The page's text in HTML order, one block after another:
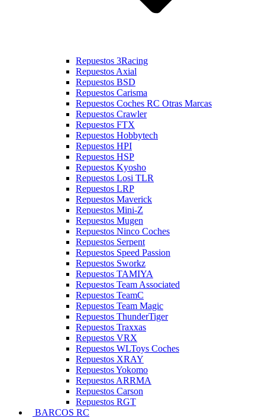
Repuestos 3Racing
Repuestos Axial
Repuestos BSD
Repuestos Carisma
Repuestos Coches RC Otras Marcas
Repuestos Crawler
Repuestos FTX
Repuestos Hobbytech
Repuestos HPI
Repuestos HSP
Repuestos Kyosho
Repuestos Losi TLR
Repuestos LRP
Repuestos Maverick
Repuestos Mini-Z
Repuestos Mugen
Repuestos Ninco Coches
Repuestos Serpent
Repuestos Speed Passion
Repuestos Sworkz
Repuestos TAMIYA
Repuestos Team Associated
Repuestos TeamC
Repuestos Team Magic
Repuestos ThunderTiger
Repuestos Traxxas
Repuestos VRX
Repuestos WLToys Coches
Repuestos XRAY
Repuestos Yokomo
Repuestos ARRMA
Repuestos Carson
Repuestos RGT
BARCOS RC